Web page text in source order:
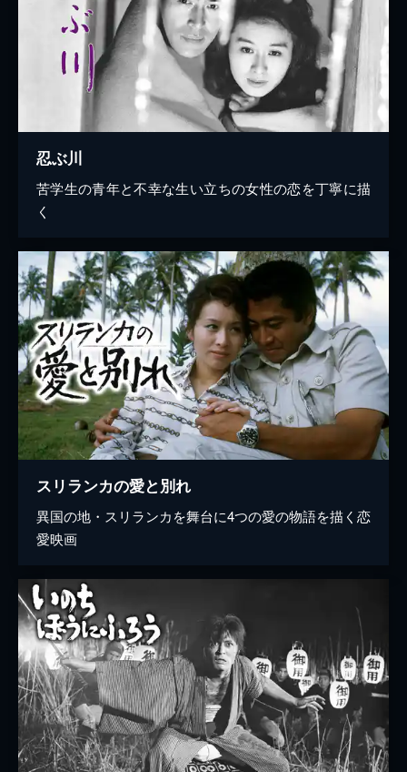
忍ぶ川
苦学生の青年と不幸な生い立ちの女性の恋を丁寧に描
く
スリランカの愛と別れ
異国の地・スリランカを舞台に4つの愛の物語を描く恋
愛映画